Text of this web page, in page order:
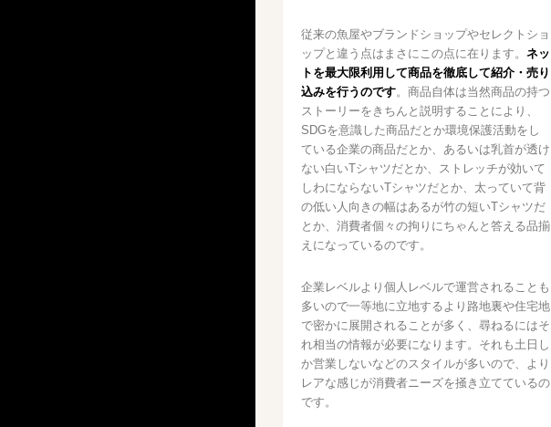
従来の魚屋やブランドショップやセレクトショ
ップと違う点はまさにこの点に在ります。 ネッ
トを最大限利用して商品を徹底して紹介・売り
込みを行うのです。商品自体は当然商品の持つ
ストーリーをきちんと説明することにより、
SDGを意識した商品だとか環境保護活動をし
ている企業の商品だとか、あるいは乳首が透け
ない白いTシャツだとか、ストレッチが効いて
しわにならないTシャツだとか、太っていて背
の低い人向きの幅はあるが竹の短いTシャツだ
とか、消費者個々の拘りにちゃんと答える品揃
えになっているのです。
企業レベルより個人レベルで運営されることも
多いので一等地に立地するより路地裏や住宅地
で密かに展開されることが多く、尋ねるにはそ
れ相当の情報が必要になります。それも土日し
か営業しないなどのスタイルが多いので、より
レアな感じが消費者ニーズを掻き立てているの
です。